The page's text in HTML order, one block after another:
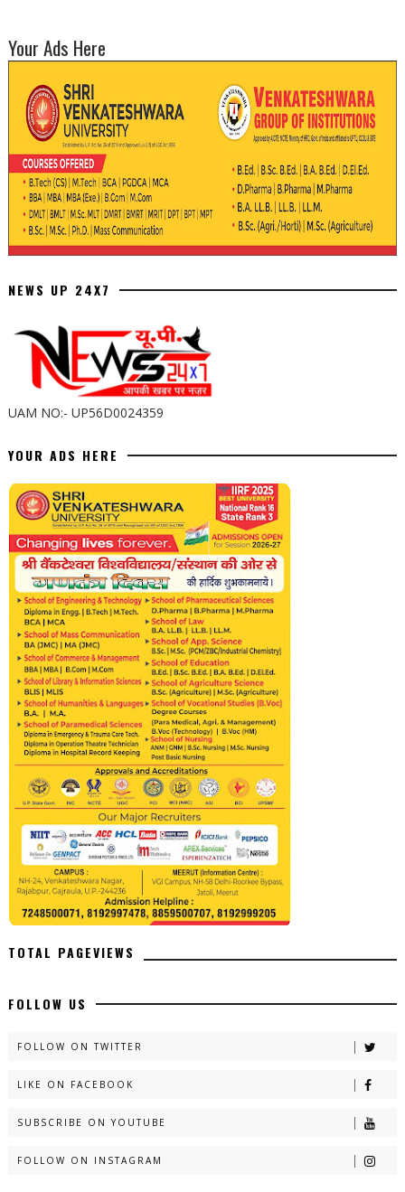
Your Ads Here
NEWS UP 24X7
UAM NO:- UP56D0024359
YOUR ADS HERE
TOTAL PAGEVIEWS
FOLLOW US
FOLLOW ON TWITTER
LIKE ON FACEBOOK
SUBSCRIBE ON YOUTUBE
FOLLOW ON INSTAGRAM